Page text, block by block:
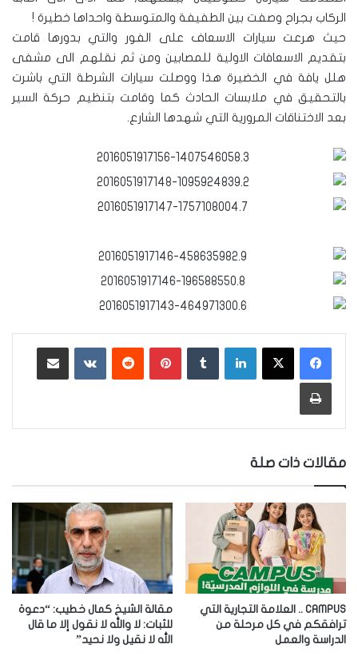
الركاب بجراح وصفت بين الطفيفة والمتوسطة واحداها خطيرة !
حيث هرعت سيارات الاسعاف على الفور والتي بدورها قامت
بتقديم الاسعافات الاولية للمصابين ومن ثم نقلهم الى مشفى
هلل يافة في الخضيرة هذا ووصلت سيارات الشرطة التي باشرت
بالتحقيق في ملابسات الحادث كما وقامت بتنظيم حركة السير
بعد الاختناقات المرورية التي شهدها الشارع.
لينكدإن بينتيريست ‏VKontakte
طباعة
مقالات ذات صلة
CAMPUS .. العلامة التجارية التي
ترافقكم في كل مرحلة من
الدراسة والعمل
مقالة الشيخ كمال خطيب: “دعوة
للثبات: لا والله لا نقول إلا ما قال
الله لا نقيل ولا نحيد”